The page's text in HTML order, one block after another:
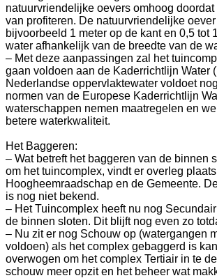
natuurvriendelijke oevers omhoog doordat
van profiteren. De natuurvriendelijke
bijvoorbeeld 1 meter op de kant en 0,5 tot
water afhankelijk van de breedte van de
– Met deze aanpassingen zal het
gaan voldoen aan de Kaderrichtlijn Water
Nederlandse oppervlaktewater voldoet
normen van de Europese Kaderrichtlijn
waterschappen nemen maatregelen en
betere waterkwaliteit.
Het Baggeren:
– Wat betreft het baggeren van de binnen
om het tuincomplex, vindt er overleg
Hoogheemraadschap en de Gemeente.
is nog niet bekend.
– Het Tuincomplex heeft nu nog
de binnen sloten. Dit blijft nog even zo
– Nu zit er nog Schouw op (watergangen
voldoen) als het complex gebaggerd is
overwogen om het complex Tertiair in te
schouw meer opzit en het beheer wat